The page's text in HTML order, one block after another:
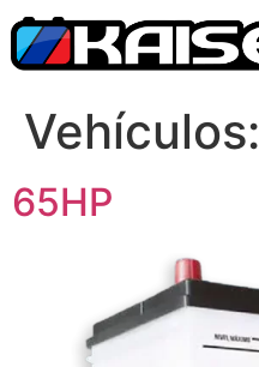
Vehículos:
65HP